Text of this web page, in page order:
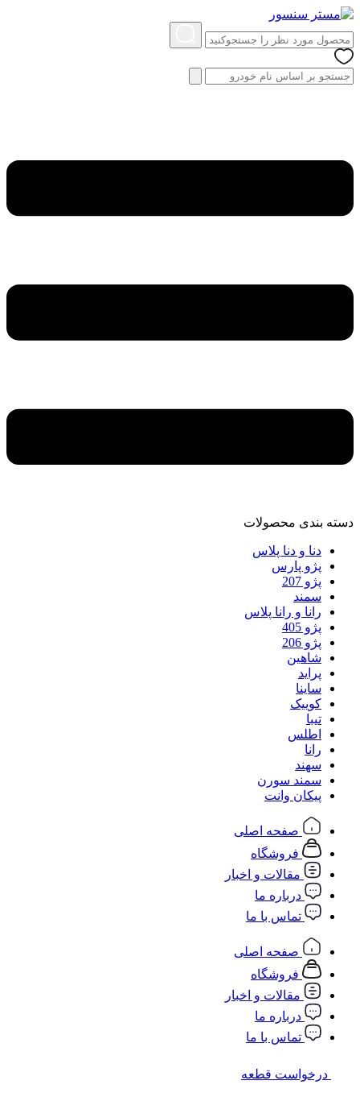
دسته‌ بندی محصولات
دنا و دنا پلاس
پژو پارس
پژو 207
سمند
رانا و رانا پلاس
پژو 405
پژو 206
شاهین
پراید
ساینا
کوییک
تیبا
اطلس
رانا
سهند
سمند سورن
پیکان وانت
صفحه اصلی
فروشگاه
مقالات و اخبار
درباره ما
تماس با ما
صفحه اصلی
فروشگاه
مقالات و اخبار
درباره ما
تماس با ما
درخواست قطعه